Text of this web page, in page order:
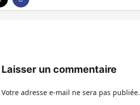
t
’
Laisser un commentaire
Votre adresse e-mail ne sera pas publiée.